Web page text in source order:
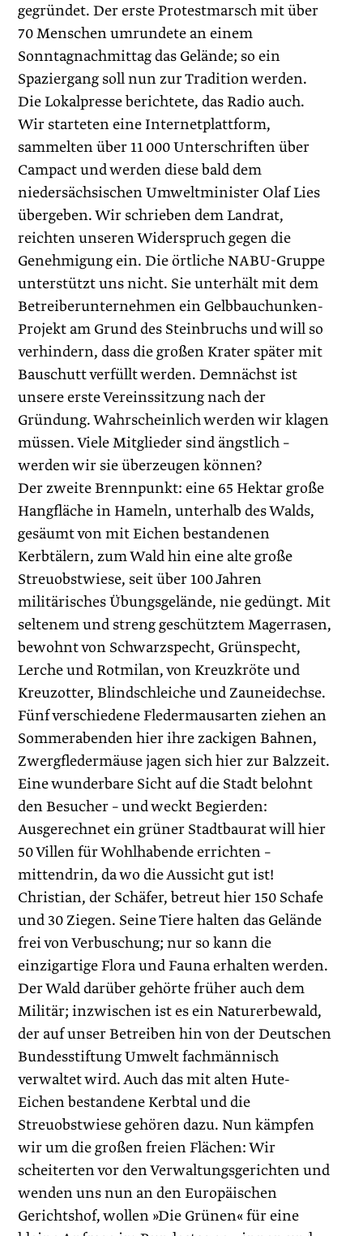
gegründet. Der erste Protestmarsch mit über
70 Menschen umrundete an einem
Sonntagnachmittag das Gelände; so ein
Spaziergang soll nun zur Tradition werden.
Die Lokalpresse berichtete, das Radio auch.
Wir starteten eine Internetplattform,
sammelten über 11 000 Unterschriften über
Campact und werden diese bald dem
niedersächsischen Umweltminister Olaf Lies
übergeben. Wir schrieben dem Landrat,
reichten unseren Widerspruch gegen die
Genehmigung ein. Die örtliche NABU-Gruppe
unterstützt uns nicht. Sie unterhält mit dem
Betreiberunternehmen ein Gelbbauchunken-
Projekt am Grund des Steinbruchs und will so
verhindern, dass die großen Krater später mit
Bauschutt verfüllt werden. Demnächst ist
unsere erste Vereinssitzung nach der
Gründung. Wahrscheinlich werden wir klagen
müssen. Viele Mitglieder sind ängstlich –
werden wir sie überzeugen können?
Der zweite Brennpunkt: eine 65 Hektar große
Hangfläche in Hameln, unterhalb des Walds,
gesäumt von mit Eichen bestandenen
Kerbtälern, zum Wald hin eine alte große
Streuobstwiese, seit über 100 Jahren
militärisches Übungsgelände, nie gedüngt. Mit
seltenem und streng geschütztem Magerrasen,
bewohnt von Schwarzspecht, Grünspecht,
Lerche und Rotmilan, von Kreuzkröte und
Kreuzotter, Blindschleiche und Zauneidechse.
Fünf verschiedene Fledermausarten ziehen an
Sommerabenden hier ihre zackigen Bahnen,
Zwergfledermäuse jagen sich hier zur Balzzeit.
Eine wunderbare Sicht auf die Stadt belohnt
den Besucher – und weckt Begierden:
Ausgerechnet ein grüner Stadtbaurat will hier
50 Villen für Wohlhabende errichten –
mittendrin, da wo die Aussicht gut ist!
Christian, der Schäfer, betreut hier 150 Schafe
und 30 Ziegen. Seine Tiere halten das Gelände
frei von Verbuschung; nur so kann die
einzigartige Flora und Fauna erhalten werden.
Der Wald darüber gehörte früher auch dem
Militär; inzwischen ist es ein Naturerbewald,
der auf unser Betreiben hin von der Deutschen
Bundesstiftung Umwelt fachmännisch
verwaltet wird. Auch das mit alten Hute-
Eichen bestandene Kerbtal und die
Streuobstwiese gehören dazu. Nun kämpfen
wir um die großen freien Flächen: Wir
scheiterten vor den Verwaltungsgerichten und
wenden uns nun an den Europäischen
Gerichtshof, wollen »Die Grünen« für eine